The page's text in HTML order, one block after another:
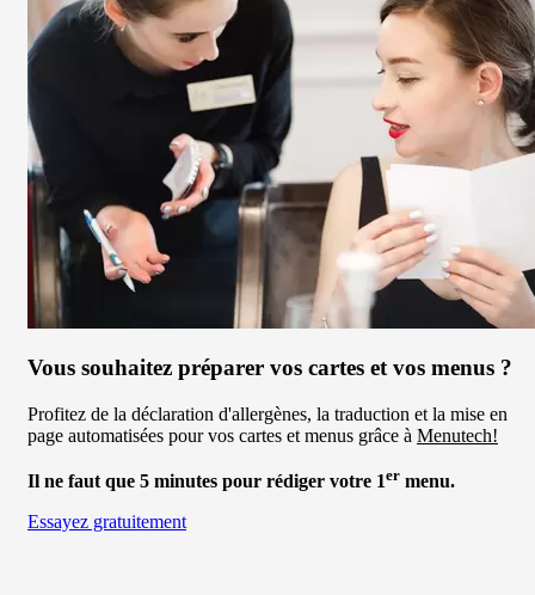
maison»
restauration
Vous souhaitez préparer vos cartes et vos menus ?
Profitez de la déclaration d'allergènes, la traduction et la mise en
page automatisées pour vos cartes et menus grâce à Menutech!
Il ne faut que 5 minutes pour rédiger votre 1er menu.
Essayez gratuitement